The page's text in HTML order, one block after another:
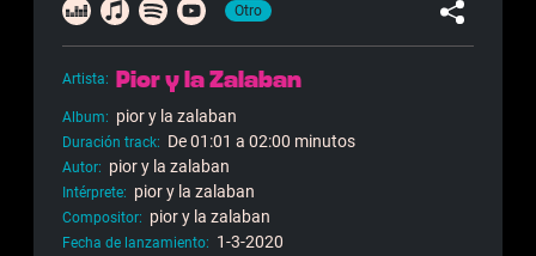
Otro
Artista Pior y la Zalaban
Album pior y la zalaban
Duración track De 01:01 a 02:00 minutos
Autor pior y la zalaban
Intérprete pior y la zalaban
Compositor pior y la zalaban
Fecha de lanzamiento 1-3-2020